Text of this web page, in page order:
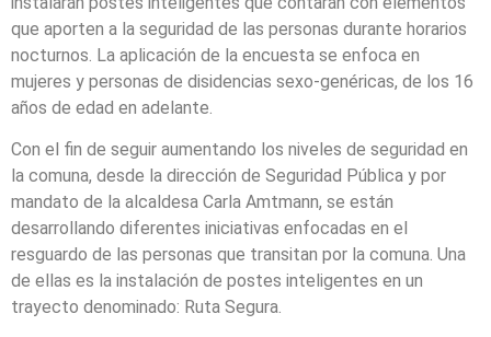
que aporten a la seguridad de las personas durante horarios
nocturnos. La aplicación de la encuesta se enfoca en
mujeres y personas de disidencias sexo-genéricas, de los 16
años de edad en adelante.
Con el fin de seguir aumentando los niveles de seguridad en
la comuna, desde la dirección de Seguridad Pública y por
mandato de la alcaldesa Carla Amtmann, se están
desarrollando diferentes iniciativas enfocadas en el
resguardo de las personas que transitan por la comuna. Una
de ellas es la instalación de postes inteligentes en un
trayecto denominado: Ruta Segura.